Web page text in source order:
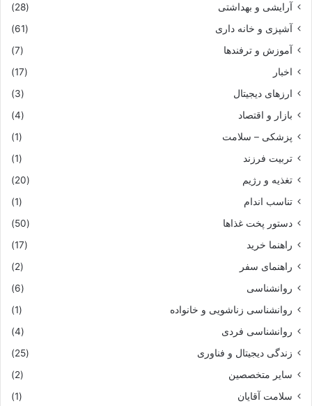
آرایشی و بهداشتی
(28)
آشپزی و خانه داری
(61)
آموزش و ترفندها
(7)
اخبار
(17)
ارزهای دیجیتال
(3)
بازار و اقتصاد
(4)
پزشکی – سلامت
(1)
تربیت فرزند
(1)
تغذیه و رژیم
(20)
تناسب اندام
(1)
دستور پخت غذاها
(50)
راهنما خرید
(17)
راهنمای سفر
(2)
روانشناسی
(6)
روانشناسی زناشویی و خانواده
(1)
روانشناسی فردی
(4)
زندگی دیجیتال و فناوری
(25)
سایر متخصصین
(2)
سلامت آقایان
(1)